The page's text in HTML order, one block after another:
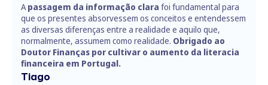
Apassagem da informação clara foi fundamental para
que os presentes absorvessem os conceitos e entendessem
as diversas diferenças entre a realidade e aquilo que,
normalmente, assumem como realidade. Obrigado ao
Doutor Finanças por cultivar o aumento da literacia
financeira em Portugal.
Tiago